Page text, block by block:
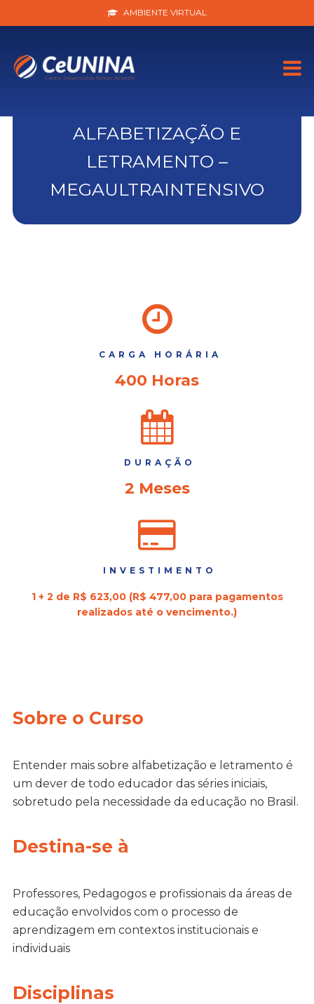
AMBIENTE VIRTUAL
ALFABETIZAÇÃO E
LETRAMENTO –
MEGAULTRAINTENSIVO
CARGA HORÁRIA
400 Horas
DURAÇÃO
2 Meses
INVESTIMENTO
1 + 2 de R$ 623,00 (R$ 477,00 para pagamentos
realizados até o vencimento.)
Sobre o Curso
Entender mais sobre alfabetização e letramento é
um dever de todo educador das séries iniciais,
sobretudo pela necessidade da educação no Brasil.
Destina-se à
Professores, Pedagogos e profissionais da áreas de
educação envolvidos com o processo de
aprendizagem em contextos institucionais e
individuais
Disciplinas